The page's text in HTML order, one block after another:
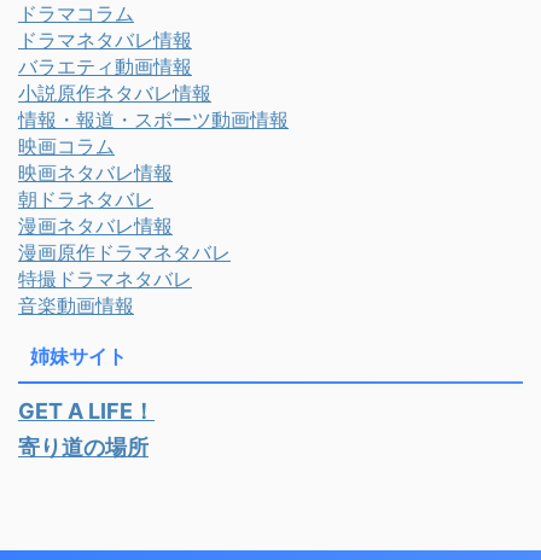
ドラマコラム
ドラマネタバレ情報
バラエティ動画情報
小説原作ネタバレ情報
情報・報道・スポーツ動画情報
映画コラム
映画ネタバレ情報
朝ドラネタバレ
漫画ネタバレ情報
漫画原作ドラマネタバレ
特撮ドラマネタバレ
音楽動画情報
姉妹サイト
GET A LIFE！
寄り道の場所